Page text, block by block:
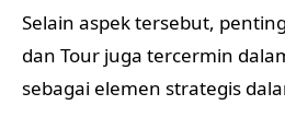
Selain aspek tersebut,
dan Tour juga tercermin
sebagai elemen strategis